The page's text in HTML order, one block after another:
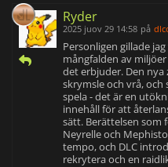
Ryder
2025 juov 29 14:58 på
Personligen gillade
mångfalden av
det erbjuder. Den
skrymsle och vrå,
spela - det är en
innehåll för att
sätt. Berättelsen som
Neyrelle och
tempo, och DLC
rekrytera och en